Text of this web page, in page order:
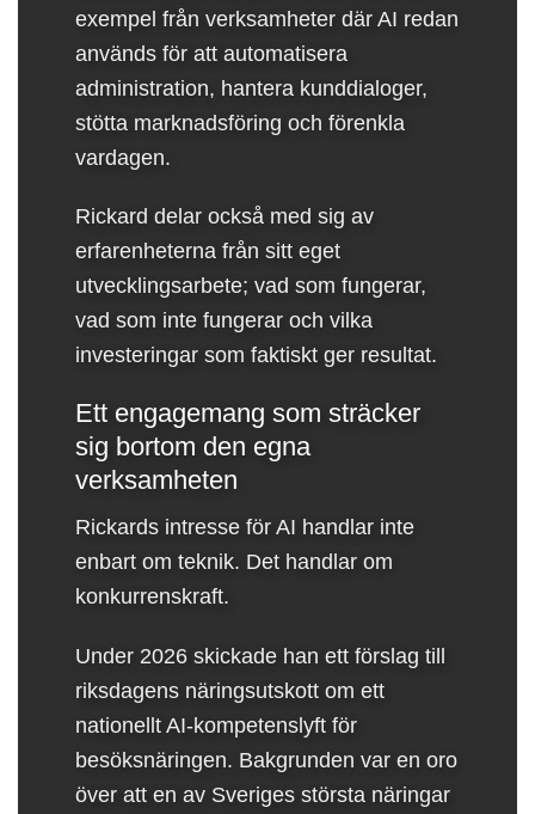
exempel från verksamheter där AI redan
används för att automatisera
administration, hantera kunddialoger,
stötta marknadsföring och förenkla
vardagen.
Rickard delar också med sig av
erfarenheterna från sitt eget
utvecklingsarbete; vad som fungerar,
vad som inte fungerar och vilka
investeringar som faktiskt ger resultat.
Ett engagemang som sträcker
sig bortom den egna
verksamheten
Rickards intresse för AI handlar inte
enbart om teknik. Det handlar om
konkurrenskraft.
Under 2026 skickade han ett förslag till
riksdagens näringsutskott om ett
nationellt AI-kompetenslyft för
besöksnäringen. Bakgrunden var en oro
över att en av Sveriges största näringar